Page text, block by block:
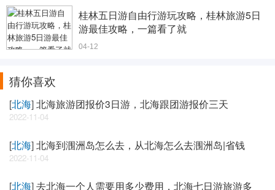
桂林五日游自由行游玩攻略，桂林旅游5日
游最佳攻略，一篇看了就
04-12
猜你喜欢
[北海]北海旅游团报价3日游，北海跟团游报价三天
2022-11-04
[北海]北海到涠洲岛怎么去，从北海怎么去涠洲岛|省钱
2022-11-04
[北海]去北海一个人需要用多少费用，北海七日游旅游多